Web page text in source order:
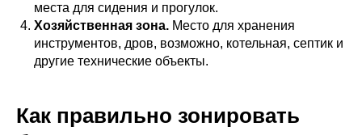
места для сидения и прогулок.
Хозяйственная зона. Место для хранения
инструментов, дров, возможно, котельная, септик и
другие технические объекты.
Как правильно зонировать